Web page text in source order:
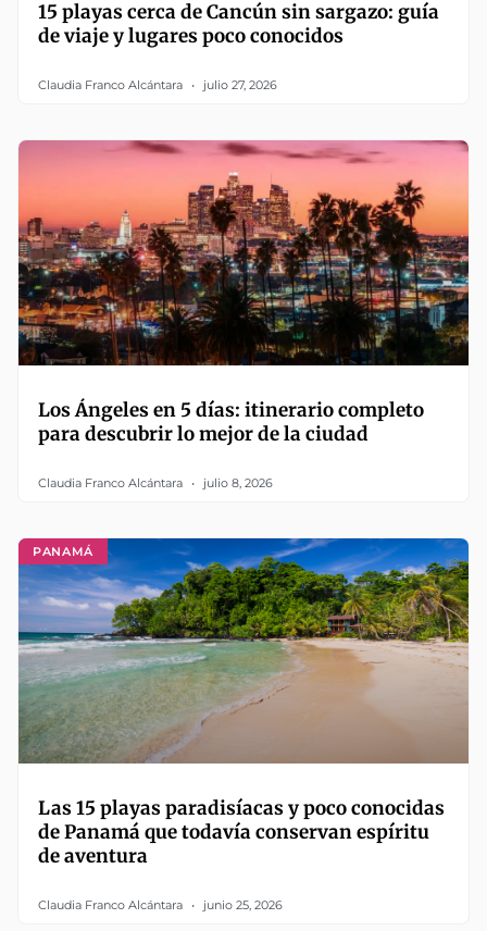
15 playas cerca de Cancún sin sargazo: guía
de viaje y lugares poco conocidos
Claudia Franco Alcántara julio 27, 2026
Los Ángeles en 5 días: itinerario completo
para descubrir lo mejor de la ciudad
Claudia Franco Alcántara julio 8, 2026
PANAMÁ
Las 15 playas paradisíacas y poco conocidas
de Panamá que todavía conservan espíritu
de aventura
Claudia Franco Alcántara junio 25, 2026